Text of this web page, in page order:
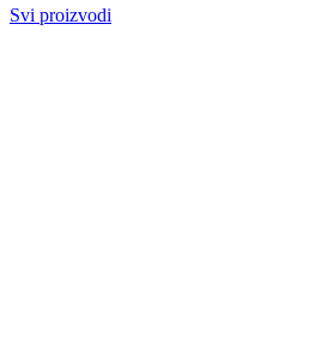
Svi proizvodi